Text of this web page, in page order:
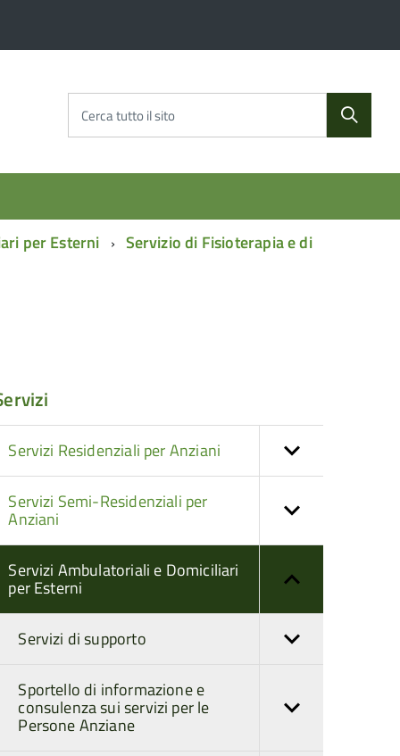
Cerca tutto il sito
per Esterni Servizio di Fisioterapia e di
Servizi Residenziali per Anziani
Servizi Semi-Residenziali per
Anziani
Servizi Ambulatoriali e Domiciliari
per Esterni
Servizi di supporto
Sportello di informazione e
consulenza sui servizi per le
Persone Anziane